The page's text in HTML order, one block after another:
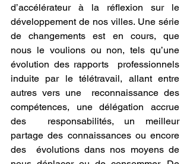
d’accélérateur à la réflexion sur le
développement de nos villes. Une série
de changements est en cours, que
nous le voulions ou non, tels qu’une
évolution des rapports  professionnels
induite par le télétravail, allant entre
autres vers une  reconnaissance des
compétences, une délégation accrue
des  responsabilités, un meilleur
partage des connaissances ou encore
des  évolutions dans nos moyens de